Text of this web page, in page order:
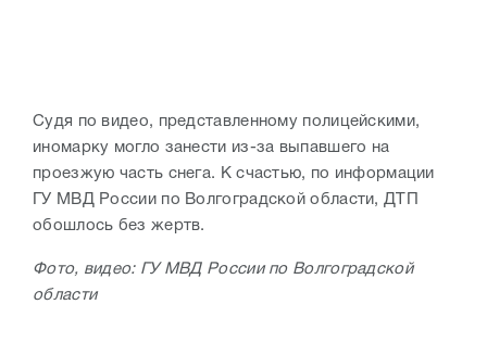
Судя по видео, представленному полицейскими,
иномарку могло занести из-за выпавшего на
проезжую часть снега. К счастью, по информации
ГУ МВД России по Волгоградской области, ДТП
обошлось без жертв.
Фото, видео: ГУ МВД России по Волгоградской
области